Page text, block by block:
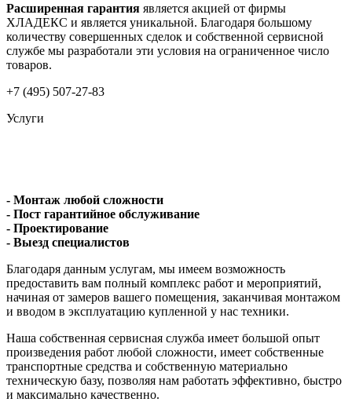
Расширенная гарантия является акцией от фирмы
ХЛАДЕКС и является уникальной. Благодаря большому
количеству совершенных сделок и собственной сервисной
службе мы разработали эти условия на ограниченное число
товаров.
+7 (495) 507-27-83
Услуги
- Монтаж любой сложности
- Пост гарантийное обслуживание
- Проектирование
- Выезд специалистов
Благодаря данным услугам, мы имеем возможность
предоставить вам полный комплекс работ и мероприятий,
начиная от замеров вашего помещения, заканчивая монтажом
и вводом в эксплуатацию купленной у нас техники.
Наша собственная сервисная служба имеет большой опыт
произведения работ любой сложности, имеет собственные
транспортные средства и собственную материально
техническую базу, позволяя нам работать эффективно, быстро
и максимально качественно.